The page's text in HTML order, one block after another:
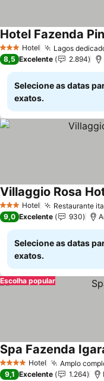
3 EstrelasHotel Lagos
Hotel Fazenda
8,5 Excelente 2.894
Selecione as datas
exatos.
3 EstrelasHotel Restaurante
Villaggio Rosa
9,0 Excelente 930
Selecione as datas
exatos.
Escolha popular
4 EstrelasHotel Amplo
Spa Fazenda
9,1 Excelente 1.264